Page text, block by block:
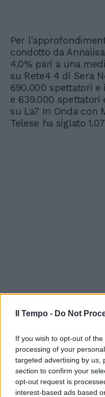
Il Tempo - Do Not
If you wish to opt-out of
processing of your
targeted advertising by us,
section to confirm your
opt-out request is
interest-based ads based
Per
condotto da
4.0% pari a una
su Rete4 4 di Sera
690.000 spettatori e
e 639.000 spettatori
su La7 In Onda con
Telese ha siglato